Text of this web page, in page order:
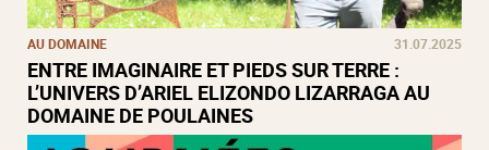
AU DOMAINE 31.07.2025
ENTRE IMAGINAIRE ET PIEDS SUR TERRE :
L’UNIVERS D’ARIEL ELIZONDO LIZARRAGA AU
DOMAINE DE POULAINES